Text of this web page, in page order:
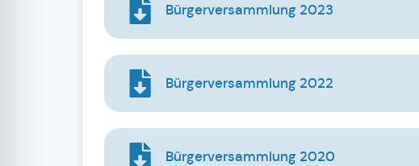
Bürgerversammlung 2023
Bürgerversammlung 2022
Bürgerversammlung 2020